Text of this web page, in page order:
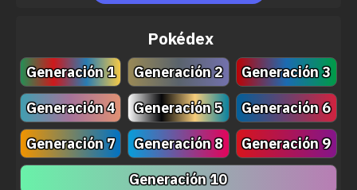
Pokédex
Generación 1 Generación 2
Generación 3
Generación 4
Generación 5
Generación 6
Generación 7
Generación 8
Generación 9
Generación 10